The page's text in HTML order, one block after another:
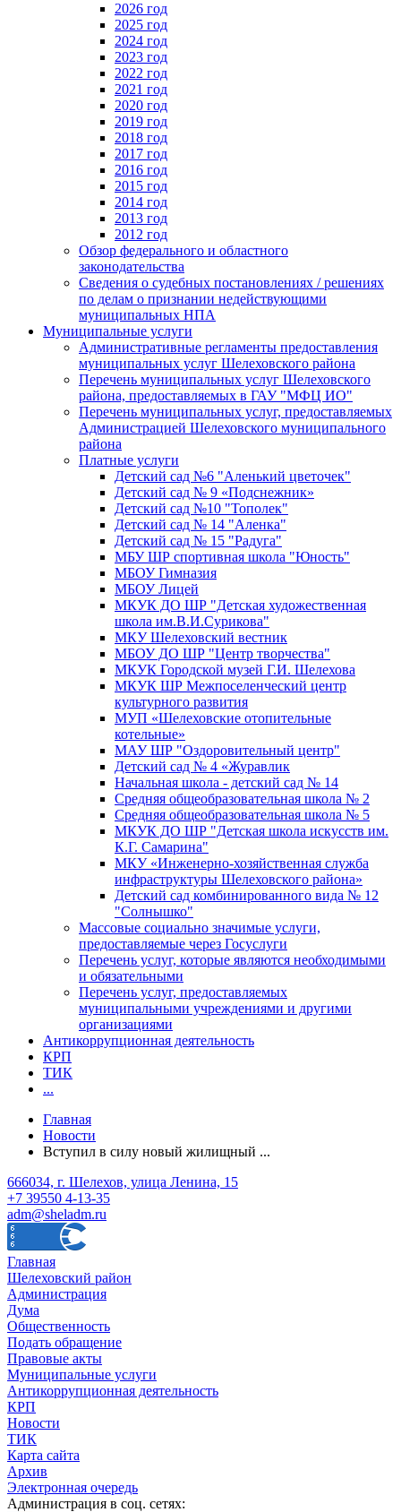
2026 год
2025 год
2024 год
2023 год
2022 год
2021 год
2020 год
2019 год
2018 год
2017 год
2016 год
2015 год
2014 год
2013 год
2012 год
Обзор федерального и областного
законодательства
Сведения о судебных постановлениях / решениях
по делам о признании недействующими
муниципальных НПА
Муниципальные услуги
Административные регламенты предоставления
муниципальных услуг Шелеховского района
Перечень муниципальных услуг Шелеховского
района, предоставляемых в ГАУ "МФЦ ИО"
Перечень муниципальных услуг, предоставляемых
Администрацией Шелеховского муниципального
района
Платные услуги
Детский сад №6 "Аленький цветочек"
Детский сад № 9 «Подснежник»
Детский сад №10 "Тополек"
Детский сад № 14 "Аленка"
Детский сад № 15 "Радуга"
МБУ ШР спортивная школа "Юность"
МБОУ Гимназия
МБОУ Лицей
МКУК ДО ШР "Детская художественная
школа им.В.И.Сурикова"
МКУ Шелеховский вестник
МБОУ ДО ШР "Центр творчества"
МКУК Городской музей Г.И. Шелехова
МКУК ШР Межпоселенческий центр
культурного развития
МУП «Шелеховские отопительные
котельные»
МАУ ШР "Оздоровительный центр"
Детский сад № 4 «Журавлик
Начальная школа - детский сад № 14
Средняя общеобразовательная школа № 2
Средняя общеобразовательная школа № 5
МКУК ДО ШР "Детская школа искусств им.
К.Г. Самарина"
МКУ «Инженерно-хозяйственная служба
инфраструктуры Шелеховского района»
Детский сад комбинированного вида № 12
"Солнышко"
Массовые социально значимые услуги,
предоставляемые через Госуслуги
Перечень услуг, которые являются необходимыми
и обязательными
Перечень услуг, предоставляемых
муниципальными учреждениями и другими
организациями
Антикоррупционная деятельность
КРП
ТИК
...
Главная
Новости
Вступил в силу новый жилищный ...
666034, г. Шелехов, улица Ленина, 15
+7 39550 4-13-35
adm@sheladm.ru
Главная
Шелеховский район
Администрация
Дума
Общественность
Подать обращение
Правовые акты
Муниципальные услуги
Антикоррупционная деятельность
КРП
Новости
ТИК
Карта сайта
Архив
Электронная очередь
Администрация в соц. сетях: